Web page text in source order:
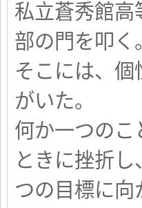
私立蒼秀館高
部の門を叩く
そこには、
がいた。
何か一つのこ
ときに挫折
つの目標に向